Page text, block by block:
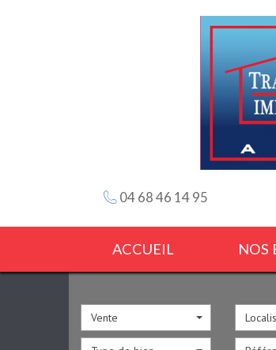
04 68 46 14 95
ACCUEIL
Vente